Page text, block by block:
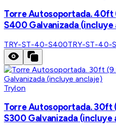
Torre Autosoportada. 40ft
S400 Galvanizada (incluye
TRY-ST-40-S400TRY-ST-40-
Trylon
Torre Autosoportada. 30ft
S300 Galvanizada (incluye